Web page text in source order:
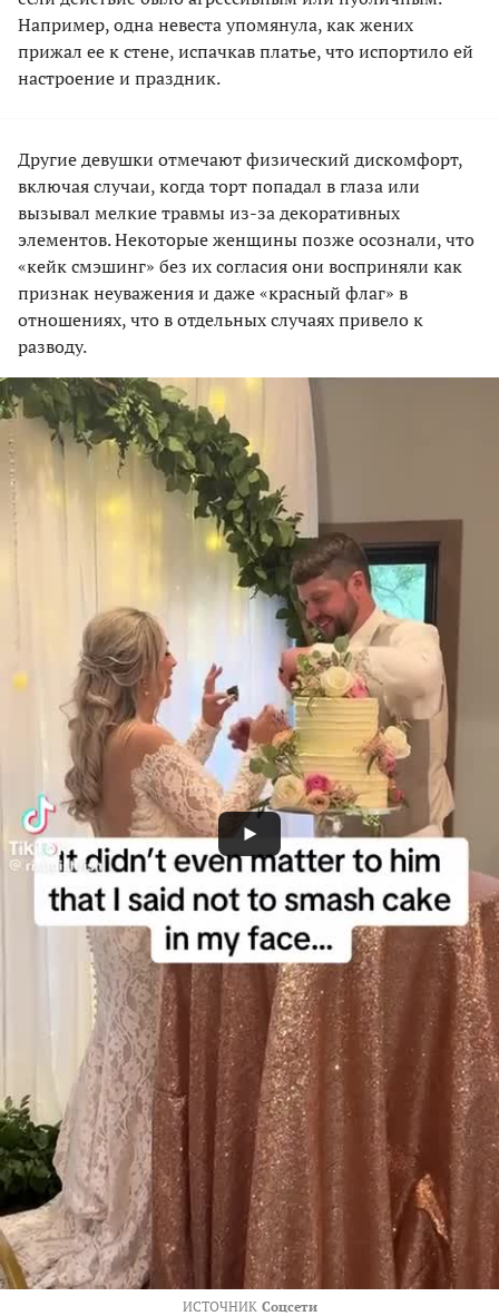
Например, одна невеста упомянула, как жених
прижал ее к стене, испачкав платье, что испортило ей
настроение и праздник.
Другие девушки отмечают физический дискомфорт,
включая случаи, когда торт попадал в глаза или
вызывал мелкие травмы из-за декоративных
элементов. Некоторые женщины позже осознали, что
«кейк смэшинг» без их согласия они восприняли как
признак неуважения и даже «красный флаг» в
отношениях, что в отдельных случаях привело к
разводу.
ИСТОЧНИК Соцсети